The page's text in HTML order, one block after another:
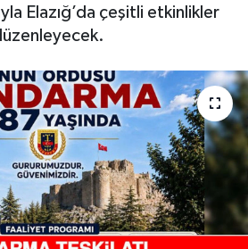
Elazığ’da çeşitli etkinlikler